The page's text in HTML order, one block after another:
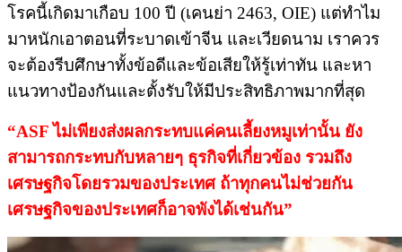
โรคนี้เกิดมาเกือบ 100 ปี​ (เคนย่า 2463, OIE) แต่ทำไม
มาหนักเอาตอนที่ระบาดเข้าจีน​ และเวียดนาม​ เราควร
จะต้องรีบศึกษาทั้งข้อดี​และข้อเสียให้รู้เท่าทัน และหา
แนวทางป้องกันและตั้งรับให้มีประสิทธิภาพมากที่สุด
“ASF​ ไม่เพียงส่งผลกระทบแค่คนเลี้ยงหมูเท่านั้น​ ยัง
สามารถกระทบกับหลายๆ ธุรกิจที่เกี่ยวข้อง รวมถึง
เศรษฐกิจโดยรวมของประเทศ​ ถ้าทุกคนไม่ช่วยกัน​
เศรษฐกิจของประเทศก็อาจพังได้เช่นกัน”